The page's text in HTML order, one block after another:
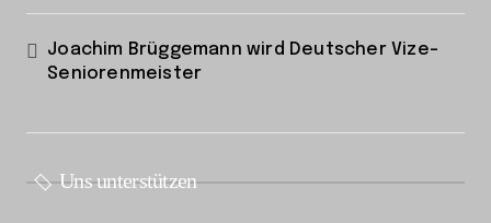
Joachim Brüggemann wird Deutscher Vize-
Seniorenmeister
Uns unterstützen